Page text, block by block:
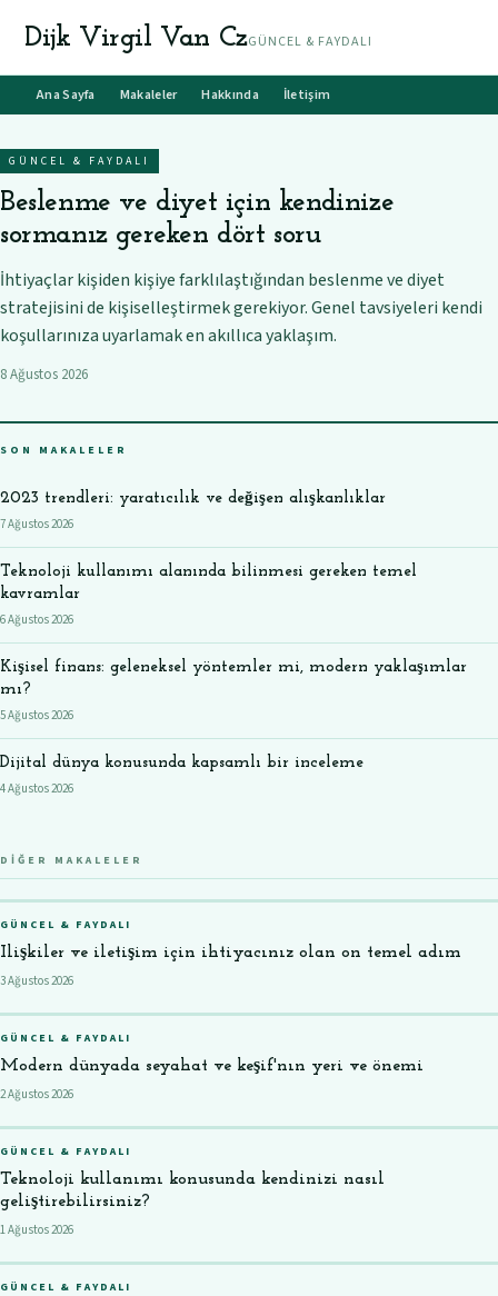
Dijk Virgil Van CzGÜNCEL & FAYDALI
Ana Sayfa Makaleler Hakkında İletişim
GÜNCEL & FAYDALI
Beslenme ve diyet için kendinize
sormanız gereken dört soru
İhtiyaçlar kişiden kişiye farklılaştığından beslenme ve diyet
stratejisini de kişiselleştirmek gerekiyor. Genel tavsiyeleri kendi
koşullarınıza uyarlamak en akıllıca yaklaşım.
8 Ağustos 2026
SON MAKALELER
2023 trendleri: yaratıcılık ve değişen alışkanlıklar
7 Ağustos 2026
Teknoloji kullanımı alanında bilinmesi gereken temel
kavramlar
6 Ağustos 2026
Kişisel finans: geleneksel yöntemler mi, modern yaklaşımlar
mı?
5 Ağustos 2026
Dijital dünya konusunda kapsamlı bir inceleme
4 Ağustos 2026
DIĞER MAKALELER
GÜNCEL & FAYDALI
Ilişkiler ve iletişim için ihtiyacınız olan on temel adım
3 Ağustos 2026
GÜNCEL & FAYDALI
Modern dünyada seyahat ve keşif'nın yeri ve önemi
2 Ağustos 2026
GÜNCEL & FAYDALI
Teknoloji kullanımı konusunda kendinizi nasıl
geliştirebilirsiniz?
1 Ağustos 2026
GÜNCEL & FAYDALI